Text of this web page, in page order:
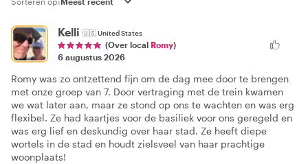
Kelli 🇺🇸United States
(Over local Romy)
6 augustus 2026
Romy was zo ontzettend fijn om de dag mee door te brengen
met onze groep van 7. Door vertraging met de trein kwamen
we wat later aan, maar ze stond op ons te wachten en was erg
flexibel. Ze had kaartjes voor de basiliek voor ons geregeld en
was erg lief en deskundig over haar stad. Ze heeft diepe
wortels in de stad en houdt zielsveel van haar prachtige
woonplaats!